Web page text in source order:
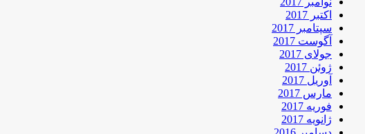
اکتبر 2017
سپتامبر 2017
آگوست 2017
جولای 2017
ژوئن 2017
آوریل 2017
مارس 2017
فوریه 2017
ژانویه 2017